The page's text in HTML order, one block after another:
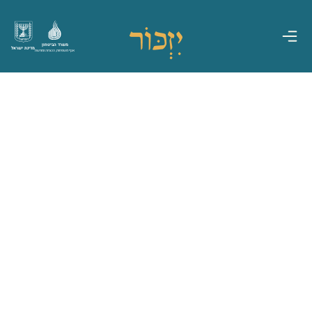
מדינת ישראל
משרד הביטחון
אגף משפחות, הנצחה ומורשת